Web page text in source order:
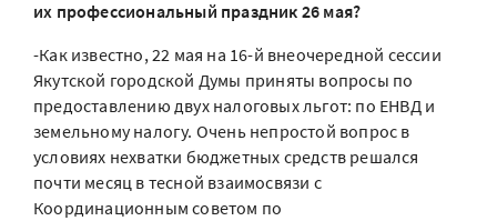
их профессиональный праздник 26 мая?
-Как известно, 22 мая на 16-й внеочередной сессии
Якутской городской Думы приняты вопросы по
предоставлению двух налоговых льгот: по ЕНВД и
земельному налогу. Очень непростой вопрос в
условиях нехватки бюджетных средств решался
почти месяц в тесной взаимосвязи с
Координационным советом по